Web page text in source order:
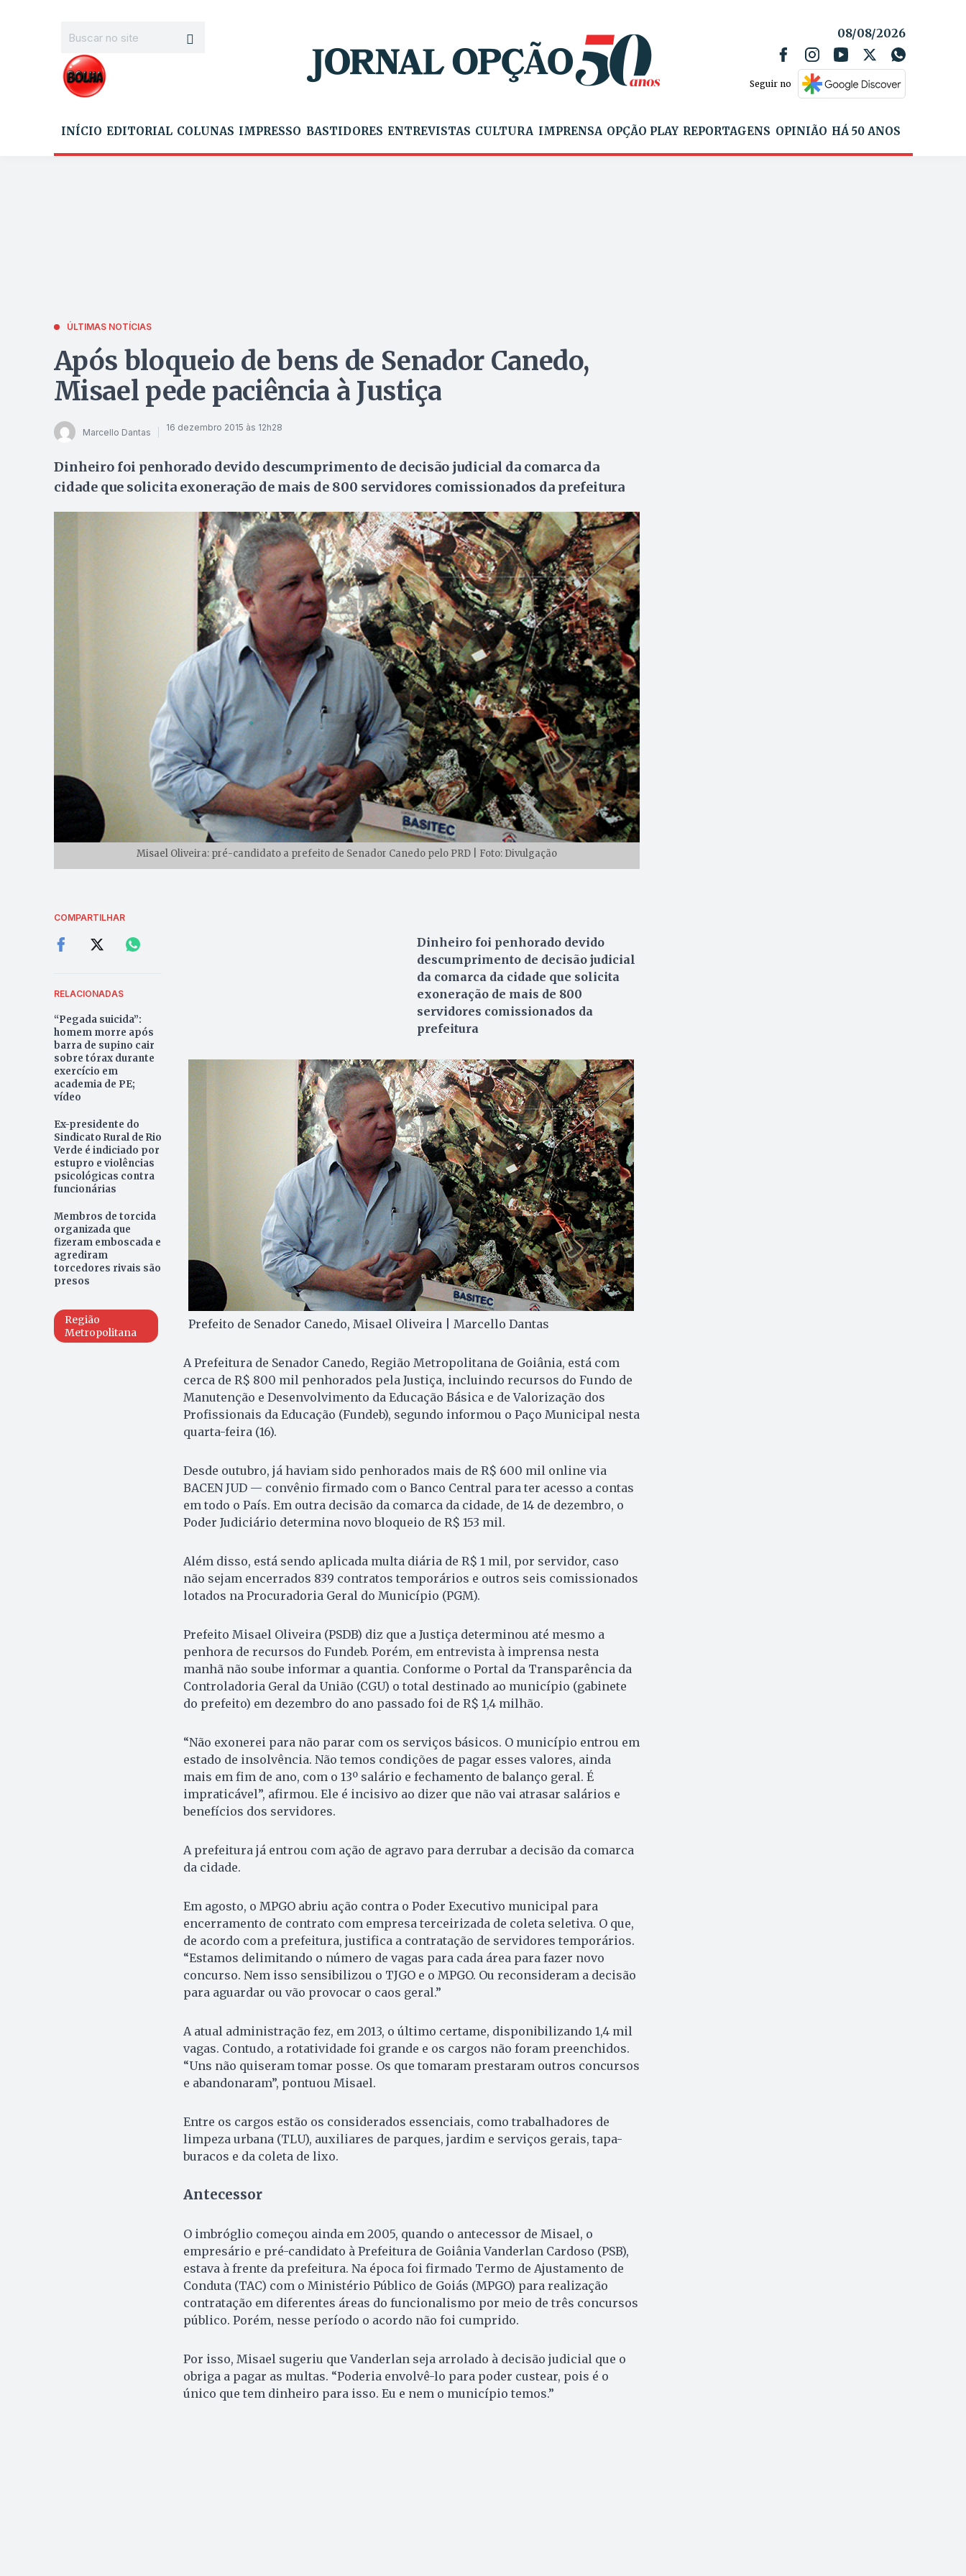
08/08/2026
Seguir no
INÍCIO EDITORIAL COLUNAS IMPRESSO BASTIDORES ENTREVISTAS CULTURA IMPRENSA OPÇÃO PLAY REPORTAGENS OPINIÃO HÁ 50 ANOS
ÚLTIMAS NOTÍCIAS
Após bloqueio de bens de Senador Canedo,
Misael pede paciência à Justiça
Marcello Dantas 16 dezembro 2015 às 12h28
Dinheiro foi penhorado devido descumprimento de decisão judicial da comarca da
cidade que solicita exoneração de mais de 800 servidores comissionados da prefeitura
Misael Oliveira: pré-candidato a prefeito de Senador Canedo pelo PRD | Foto: Divulgação
COMPARTILHAR
RELACIONADAS
“Pegada suicida”:
homem morre após
barra de supino cair
sobre tórax durante
exercício em
academia de PE;
vídeo
Ex-presidente do
Sindicato Rural de Rio
Verde é indiciado por
estupro e violências
psicológicas contra
funcionárias
Membros de torcida
organizada que
fizeram emboscada e
agrediram
torcedores rivais são
presos
Região
Metropolitana
Dinheiro foi penhorado devido
descumprimento de decisão judicial
da comarca da cidade que solicita
exoneração de mais de 800
servidores comissionados da
prefeitura
Prefeito de Senador Canedo, Misael Oliveira | Marcello Dantas
A Prefeitura de Senador Canedo, Região Metropolitana de Goiânia, está com
cerca de R$ 800 mil penhorados pela Justiça, incluindo recursos do Fundo de
Manutenção e Desenvolvimento da Educação Básica e de Valorização dos
Profissionais da Educação (Fundeb), segundo informou o Paço Municipal nesta
quarta-feira (16).
Desde outubro, já haviam sido penhorados mais de R$ 600 mil online via
BACEN JUD — convênio firmado com o Banco Central para ter acesso a contas
em todo o País. Em outra decisão da comarca da cidade, de 14 de dezembro, o
Poder Judiciário determina novo bloqueio de R$ 153 mil.
Além disso, está sendo aplicada multa diária de R$ 1 mil, por servidor, caso
não sejam encerrados 839 contratos temporários e outros seis comissionados
lotados na Procuradoria Geral do Município (PGM).
Prefeito Misael Oliveira (PSDB) diz que a Justiça determinou até mesmo a
penhora de recursos do Fundeb. Porém, em entrevista à imprensa nesta
manhã não soube informar a quantia. Conforme o Portal da Transparência da
Controladoria Geral da União (CGU) o total destinado ao município (gabinete
do prefeito) em dezembro do ano passado foi de R$ 1,4 milhão.
“Não exonerei para não parar com os serviços básicos. O município entrou em
estado de insolvência. Não temos condições de pagar esses valores, ainda
mais em fim de ano, com o 13º salário e fechamento de balanço geral. É
impraticável”, afirmou. Ele é incisivo ao dizer que não vai atrasar salários e
benefícios dos servidores.
A prefeitura já entrou com ação de agravo para derrubar a decisão da comarca
da cidade.
Em agosto, o MPGO abriu ação contra o Poder Executivo municipal para
encerramento de contrato com empresa terceirizada de coleta seletiva. O que,
de acordo com a prefeitura, justifica a contratação de servidores temporários.
“Estamos delimitando o número de vagas para cada área para fazer novo
concurso. Nem isso sensibilizou o TJGO e o MPGO. Ou reconsideram a decisão
para aguardar ou vão provocar o caos geral.”
A atual administração fez, em 2013, o último certame, disponibilizando 1,4 mil
vagas. Contudo, a rotatividade foi grande e os cargos não foram preenchidos.
“Uns não quiseram tomar posse. Os que tomaram prestaram outros concursos
e abandonaram”, pontuou Misael.
Entre os cargos estão os considerados essenciais, como trabalhadores de
limpeza urbana (TLU), auxiliares de parques, jardim e serviços gerais, tapa-
buracos e da coleta de lixo.
Antecessor
O imbróglio começou ainda em 2005, quando o antecessor de Misael, o
empresário e pré-candidato à Prefeitura de Goiânia Vanderlan Cardoso (PSB),
estava à frente da prefeitura. Na época foi firmado Termo de Ajustamento de
Conduta (TAC) com o Ministério Público de Goiás (MPGO) para realização
contratação em diferentes áreas do funcionalismo por meio de três concursos
público. Porém, nesse período o acordo não foi cumprido.
Por isso, Misael sugeriu que Vanderlan seja arrolado à decisão judicial que o
obriga a pagar as multas. “Poderia envolvê-lo para poder custear, pois é o
único que tem dinheiro para isso. Eu e nem o município temos.”